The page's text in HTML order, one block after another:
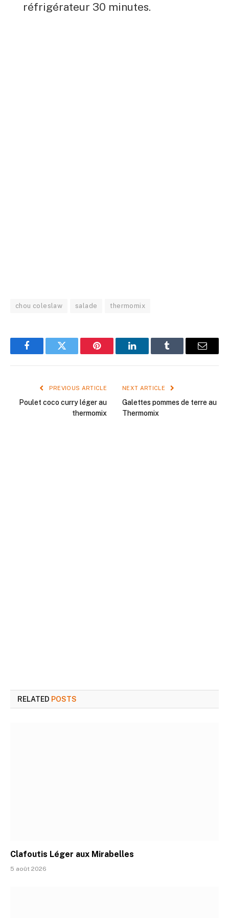
réfrigérateur 30 minutes.
chou coleslaw salade thermomix
FacebookTwitter Pinterest LinkedInTumblr Email
PREVIOUS ARTICLE
Poulet coco curry léger au
thermomix
NEXT ARTICLE
Galettes pommes de terre au
Thermomix
RELATED POSTS
Clafoutis Léger aux Mirabelles
5 août 2026